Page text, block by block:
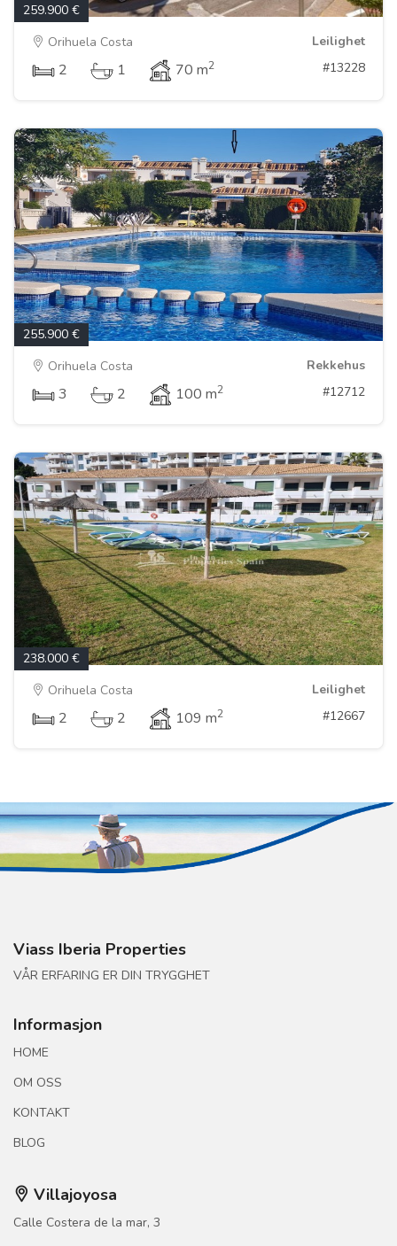
259.900 €
Orihuela Costa
Leilighet
2 1 70 m2 #13228
255.900 €
Orihuela Costa
Rekkehus
3 2 100 m2 #12712
238.000 €
Orihuela Costa
Leilighet
2 2 109 m2 #12667
Viass Iberia Properties
VÅR ERFARING ER DIN TRYGGHET
Informasjon
HOME
OM OSS
KONTAKT
BLOG
Villajoyosa
Calle Costera de la mar, 3